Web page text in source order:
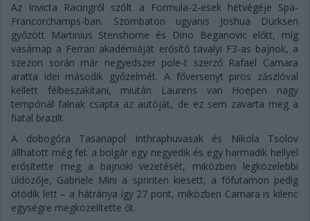
Az Invicta Racingről szólt a Formula-2-esek hétvégéje Spa-
Francorchamps-ban. Szombaton ugyanis Joshua Dürksen
győzött Martinius Stenshorne és Dino Beganovic előtt, míg
vasárnap a Ferrari akadémiáját erősítő tavalyi F3-as bajnok, a
szezon során már negyedszer pole-t szerző Rafael Camara
aratta idei második győzelmét. A főversenyt piros zászlóval
kellett félbeszakítani, miután Laurens van Hoepen nagy
tempónál falnak csapta az autóját, de ez sem zavarta meg a
fiatal brazilt.
A dobogóra Tasanapol Inthraphuvasak és Nikola Tsolov
állhatott még fel: a bolgár egy negyedik és egy harmadik hellyel
erősítette meg a bajnoki vezetését, miközben legközelebbi
üldözője, Gabriele Mini a sprinten kiesett, a főfutamon pedig
ötödik lett – a hátránya így 27 pont, miközben Camara is kilenc
egységre megközelítette őt.